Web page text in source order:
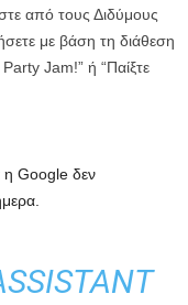
από τους Διδύμους
με βάση τη διάθεση
Jam!” ή “Παίξτε
η Google δεν